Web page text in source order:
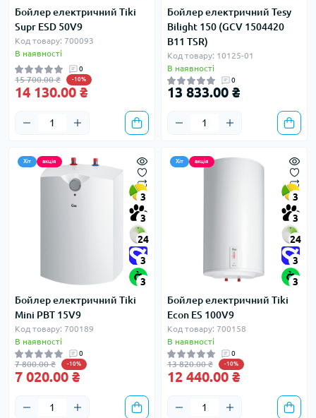
Бойлер електричний Tiki
Supr ESD 50V9
Код товару: 700093
В наявності
0
15 700.00 ₴ -10%
14 130.00 ₴
Бойлер електричний Tesy
Bilight 150 (GCV 1504420
B11 TSR)
Код товару: 10125-01
В наявності
0
13 833.00 ₴
Хіт акція
3
3
24
3
3
Бойлер електричний Tiki
Mini PBT 15V9
Код товару: 700189
В наявності
0
7 800.00 ₴ -10%
7 020.00 ₴
Хіт акція
3
3
24
3
3
Бойлер електричний Tiki
Econ ES 100V9
Код товару: 700158
В наявності
0
13 820.00 ₴ -10%
12 440.00 ₴